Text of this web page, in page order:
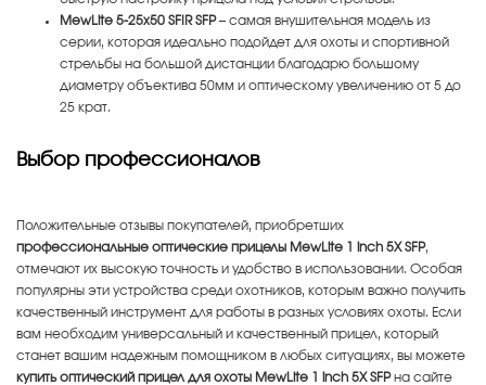
MewLite 5-25x50 SFIR SFP– самая внушительная модель из
серии, которая идеально подойдет для охоты и спортивной
стрельбы на большой дистанции благодарю большому
диаметру объектива 50мм и оптическому увеличению от 5 до
25 крат.
Выбор профессионалов
Положительные отзывы покупателей, приобретших
профессиональные оптические прицелы MewLite 1 inch 5X SFP,
отмечают их высокую точность и удобство в использовании. Особая
популярны эти устройства среди охотников, которым важно получить
качественный инструмент для работы в разных условиях охоты. Если
вам необходим универсальный и качественный прицел, который
станет вашим надежным помощником в любых ситуациях, вы можете
купить оптический прицел для охоты MewLite 1 inch 5X SFPна сайте